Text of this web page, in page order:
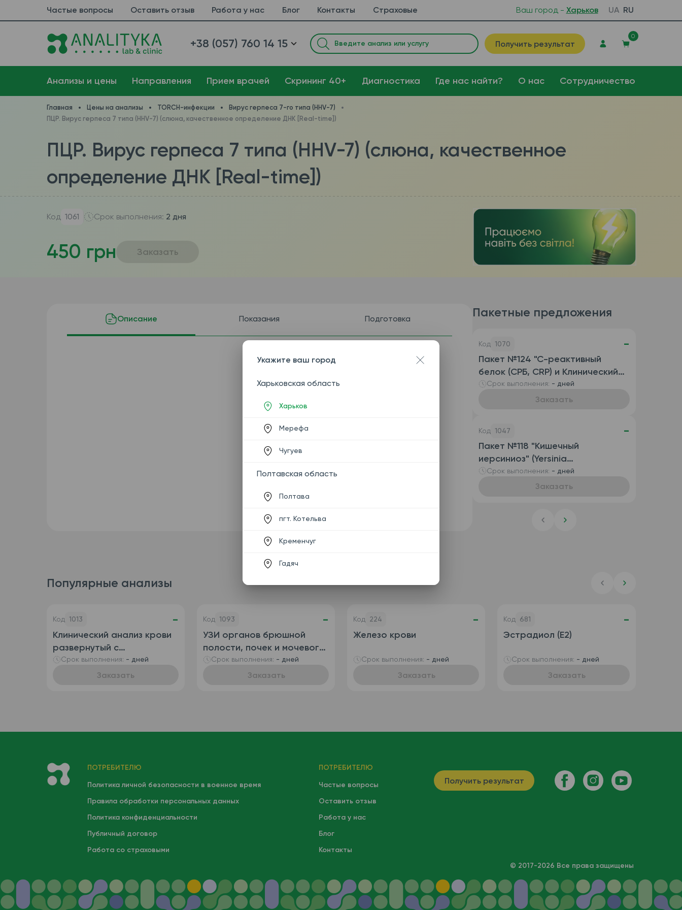
Частые вопросы Оставить отзыв Работа у нас Блог Контакты Страховые Ваш город - Харьков UA RU
+38 (057) 760 14 15 Получить результат
0
Анализы и цены Направления Прием врачей Cкрининг 40+ Диагностика Где нас найти? О нас Сотрудничество
Главная Цены на анализы TORCH-инфекции
Вирус герпеса 7-го типа (HHV-7)
ПЦР. Вирус герпеса 7 типа (HHV-7) (слюна, качественное определение ДНК [Real-time])
ПЦР. Вирус герпеса 7 типа (HHV-7) (слюна, качественное
определение ДНК [Real-time])
Код 1061 Срок выполнения: 2 дня
450 грн Заказать
Описание Показания Подготовка Пакетные предложения
Код 1070 -
Пакет №124 "С-реактивный
белок (СРБ, CRP) и Клинический
анализ крови развернутый
(автоматизированный с СОЭ),
Срок выполнения: - дней
Заказать
Код 1047 -
Пакет №118 "Кишечный
иерсиниоз" (Yersinia
enterocolitica, антитела IgG и
антитела IgA)
Срок выполнения: - дней
Заказать
Популярные анализы
Код 1013 -
Клинический анализ крови
развернутый с
определением
ретикулоцитов
Срок выполнения: - дней
Заказать
Код 1093 -
УЗИ органов брюшной
полости, почек и мочевого
пузыря
Срок выполнения: - дней
Заказать
Код 224 -
Железо крови
Срок выполнения: - дней
Заказать
Код 681 -
Эстрадиол (Е2)
Срок выполнения: - дней
Заказать
ПОТРЕБИТЕЛЮ
ПОТРЕБИТЕЛЮ
Политика личной безопасности в военное время
Частые вопросы
Правила обработки персональных данных
Оставить отзыв
Политика конфиденциальности
Работа у нас
Публичный договор
Блог
Работа со страховыми
Контакты
Получить результат
© 2017-2026 Все права защищены
Укажите ваш город
Харьковская область
Харьков
Мерефа
Чугуев
Полтавская область
Полтава
пгт. Котельва
Кременчуг
Гадяч